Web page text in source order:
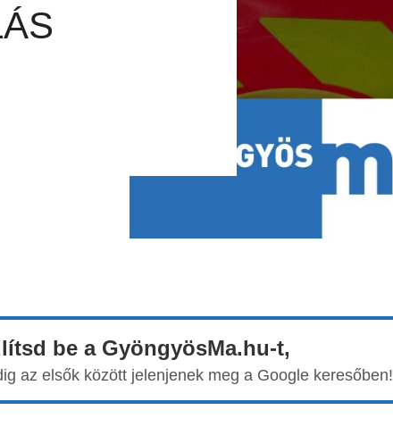
be a GyöngyösMa.hu-t,
az elsők között jelenjenek meg a Google keresőben!